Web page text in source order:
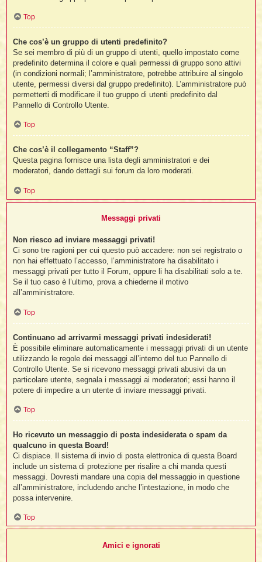
Top
Che cos’è un gruppo di utenti predefinito?
Se sei membro di più di un gruppo di utenti, quello impostato come
predefinito determina il colore e quali permessi di gruppo sono attivi
(in condizioni normali; l’amministratore, potrebbe attribuire al singolo
utente, permessi diversi dal gruppo predefinito). L’amministratore può
permetterti di modificare il tuo gruppo di utenti predefinito dal
Pannello di Controllo Utente.
Top
Che cos’è il collegamento “Staff”?
Questa pagina fornisce una lista degli amministratori e dei
moderatori, dando dettagli sui forum da loro moderati.
Top
Messaggi privati
Non riesco ad inviare messaggi privati!
Ci sono tre ragioni per cui questo può accadere: non sei registrato o
non hai effettuato l’accesso, l’amministratore ha disabilitato i
messaggi privati per tutto il Forum, oppure li ha disabilitati solo a te.
Se il tuo caso è l’ultimo, prova a chiederne il motivo
all’amministratore.
Top
Continuano ad arrivarmi messaggi privati indesiderati!
È possibile eliminare automaticamente i messaggi privati ​​di un utente
utilizzando le regole dei messaggi all’interno del tuo Pannello di
Controllo Utente. Se si ricevono messaggi privati ​​abusivi da un
particolare utente, segnala i messaggi ai moderatori; essi hanno il
potere di impedire a un utente di inviare messaggi privati​​.
Top
Ho ricevuto un messaggio di posta indesiderata o spam da
qualcuno in questa Board!
Ci dispiace. Il sistema di invio di posta elettronica di questa Board
include un sistema di protezione per risalire a chi manda questi
messaggi. Dovresti mandare una copia del messaggio in questione
all’amministratore, includendo anche l’intestazione, in modo che
possa intervenire.
Top
Amici e ignorati